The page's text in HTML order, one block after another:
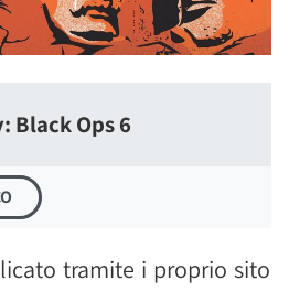
Black Ops 6
tramite i proprio sito